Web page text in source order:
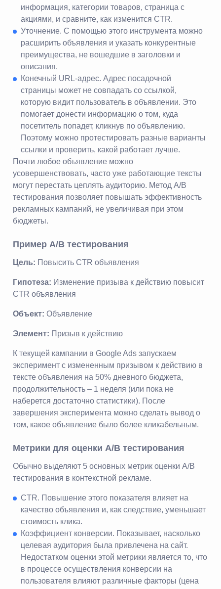
информация, категории товаров, страница с
акциями, и сравните, как изменится CTR.
Уточнение. С помощью этого инструмента можно
расширить объявления и указать конкурентные
преимущества, не вошедшие в заголовки и
описания.
Конечный URL-адрес. Адрес посадочной
страницы может не совпадать со ссылкой,
которую видит пользователь в объявлении. Это
помогает донести информацию о том, куда
посетитель попадет, кликнув по объявлению.
Поэтому можно протестировать разные варианты
ссылки и проверить, какой работает лучше.
Почти любое объявление можно
усовершенствовать, часто уже работающие тексты
могут перестать цеплять аудиторию. Метод А/В
тестирования позволяет повышать эффективность
рекламных кампаний, не увеличивая при этом
бюджеты.
Пример A/B тестирования
Цель: Повысить CTR объявления
Гипотеза: Изменение призыва к действию повысит
CTR объявления
Объект: Объявление
Элемент: Призыв к действию
К текущей кампании в Google Ads запускаем
эксперимент с измененным призывом к действию в
тексте объявления на 50% дневного бюджета,
продолжительность – 1 неделя (или пока не
наберется достаточно статистики). После
завершения эксперимента можно сделать вывод о
том, какое объявление было более кликабельным.
Метрики для оценки A/B тестирования
Обычно выделяют 5 основных метрик оценки A/B
тестирования в контекстной рекламе.
CTR. Повышение этого показателя влияет на
качество объявления и, как следствие, уменьшает
стоимость клика.
Коэффициент конверсии. Показывает, насколько
целевая аудитория была привлечена на сайт.
Недостатком оценки этой метрики является то, что
в процессе осуществления конверсии на
пользователя влияют различные факторы (цена